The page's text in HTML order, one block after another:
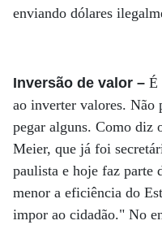
enviando dólares
Inversão de valor – É
ao inverter valores. Não
pegar alguns. Como diz
Meier, que já foi
paulista e hoje faz parte
menor a eficiência do
impor ao cidadão." No